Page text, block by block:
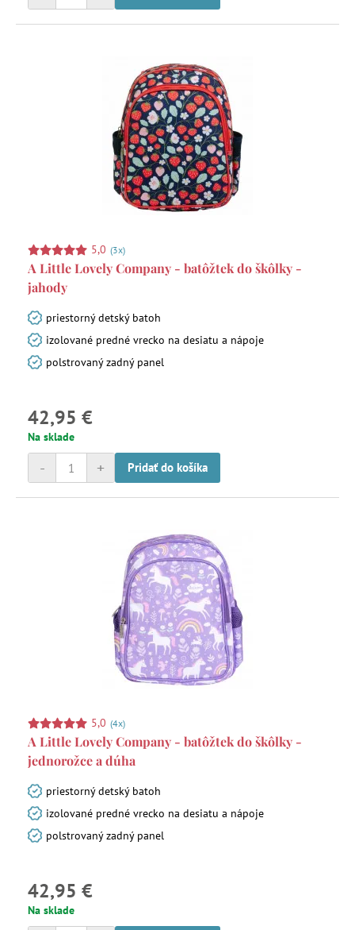
5,0 (3x)
A Little Lovely Company - batôžtek do škôlky -
jahody
priestorný detský batoh
izolované predné vrecko na desiatu a nápoje
polstrovaný zadný panel
42,95 €
Na sklade
+
- Pridať do košíka
5,0 (4x)
A Little Lovely Company - batôžtek do škôlky -
jednorožce a dúha
priestorný detský batoh
izolované predné vrecko na desiatu a nápoje
polstrovaný zadný panel
42,95 €
Na sklade